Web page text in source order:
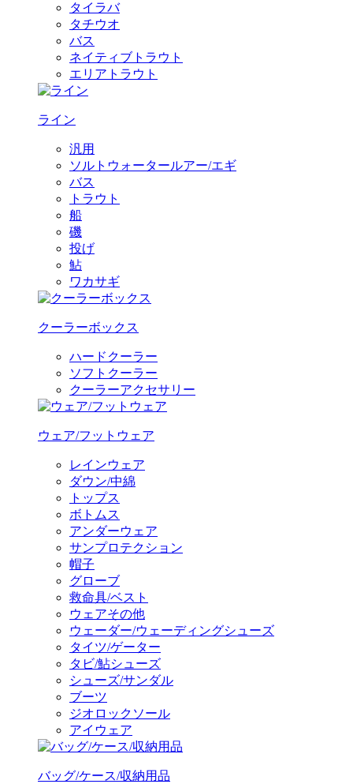
タイラバ
タチウオ
バス
ネイティブトラウト
エリアトラウト
ライン
汎用
ソルトウォータールアー/エギ
バス
トラウト
船
磯
投げ
鮎
ワカサギ
クーラーボックス
ハードクーラー
ソフトクーラー
クーラーアクセサリー
ウェア/フットウェア
レインウェア
ダウン/中綿
トップス
ボトムス
アンダーウェア
サンプロテクション
帽子
グローブ
救命具/ベスト
ウェアその他
ウェーダー/ウェーディングシューズ
タイツ/ゲーター
タビ/鮎シューズ
シューズ/サンダル
ブーツ
ジオロックソール
アイウェア
バッグ/ケース/収納用品